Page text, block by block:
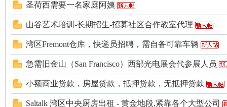
圣荷西需要一名家庭阿姨
山谷艺术培训-长期招生-招募社区合作教室代理
湾区Fremont仓库，快递员招聘，需自备可靠车辆
急需旧金山（San Francisco）西部光电展会代参展人员
小额商业贷款，房屋贷款，抵押贷款，无抵押贷款
Saltalk 湾区中央厨房出租 - 黄金地段,紧靠各个大型公司